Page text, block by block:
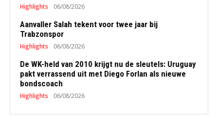
Highlights 06/08/2026
Aanvaller Salah tekent voor twee jaar bij
Trabzonspor
Highlights 06/08/2026
De WK-held van 2010 krijgt nu de sleutels: Uruguay
pakt verrassend uit met Diego Forlan als nieuwe
bondscoach
Highlights 06/08/2026